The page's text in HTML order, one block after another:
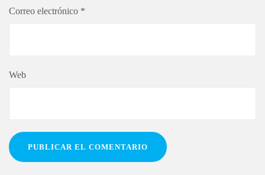
Correo electrónico *
Web